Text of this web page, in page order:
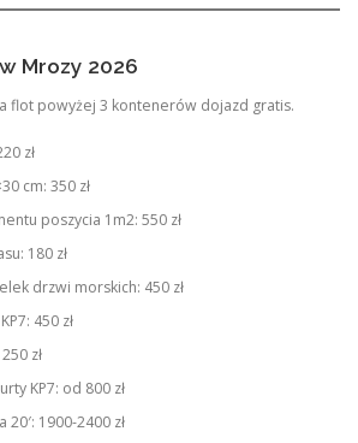
Mrozy 2026
flot powyżej 3 kontenerów dojazd gratis.
zł
cm: 350 zł
poszycia 1m2: 550 zł
180 zł
drzwi morskich: 450 zł
450 zł
zł
KP7: od 800 zł
20′: 1900-2400 zł